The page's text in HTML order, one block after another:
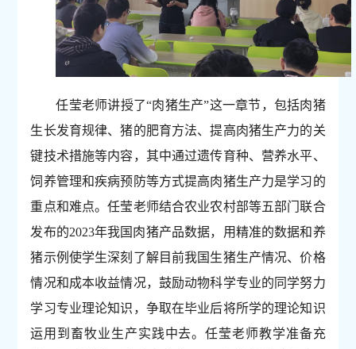
任莹老师讲授了“肉猪生产”这一章节，包括肉猪
生长发育规律、猪的肥育方法、提高肉猪生产力的关
键技术措施等内容，其中通过遗传育种、营养水平、
饲养管理和疾病预防等方式提高肉猪生产力是学习的
重点和难点。任莹老师结合农业农村部等五部门联合
发布的2023年我国肉猪产品数据，用精准的数据和养
猪示例使学生深刻了解目前我国生猪生产情况、价格
情况和成本收益情况，鼓励动物科学专业的同学努力
学习专业理论知识，争取在毕业后将所学的理论知识
运用到畜牧业生产实践中去。任莹老师教学准备充